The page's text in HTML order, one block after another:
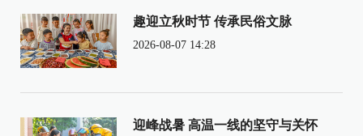
趣迎立秋时节 传承民俗文脉
2026-08-07 14:28
迎峰战暑 高温一线的坚守与关怀